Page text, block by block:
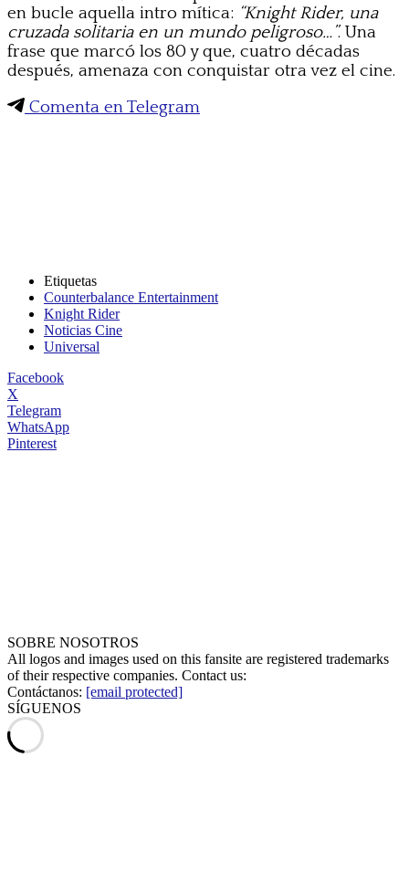
en bucle aquella intro mítica: “Knight Rider, una
cruzada solitaria en un mundo peligroso…”. Una
frase que marcó los 80 y que, cuatro décadas
después, amenaza con conquistar otra vez el cine.
Comenta en Telegram
Etiquetas
Counterbalance Entertainment
Knight Rider
Noticias Cine
Universal
Facebook
X
Telegram
WhatsApp
Pinterest
SOBRE NOSOTROS
All logos and images used on this fansite are registered trademarks
of their respective companies. Contact us:
Contáctanos: [email protected]
SÍGUENOS